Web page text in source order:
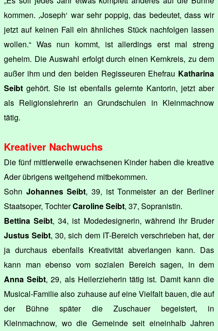
kommen. ‚Joseph‘ war sehr poppig, das bedeutet, dass wir
jetzt auf keinen Fall ein ähnliches Stück nachfolgen lassen
wollen.“ Was nun kommt, ist allerdings erst mal streng
geheim. Die Auswahl erfolgt durch einen Kernkreis, zu dem
außer ihm und den beiden Regisseuren Ehefrau Katharina
Seibt gehört. Sie ist ebenfalls gelernte Kantorin, jetzt aber
als Religionslehrerin an Grundschulen in Kleinmachnow
tätig.
Kreativer Nachwuchs
Die fünf mittlerweile erwachsenen Kinder haben die kreative
Ader übrigens weitgehend mitbekommen.
Sohn Johannes Seibt, 39, ist Tonmeister an der Berliner
Staatsoper, TochterCaroline Seibt, 37, Sopranistin.
Bettina Seibt, 34, ist Modedesignerin, während ihr Bruder
Justus Seibt, 30, sich dem IT-Bereich verschrieben hat, der
ja durchaus ebenfalls Kreativität abverlangen kann. Das
kann man ebenso vom sozialen Bereich sagen, in dem
Anna Seibt, 29, als Heilerzieherin tätig ist. Damit kann die
Musical-Familie also zuhause auf eine Vielfalt bauen, die auf
der Bühne später die Zuschauer begeistert, in
Kleinmachnow, wo die Gemeinde seit eineinhalb Jahren